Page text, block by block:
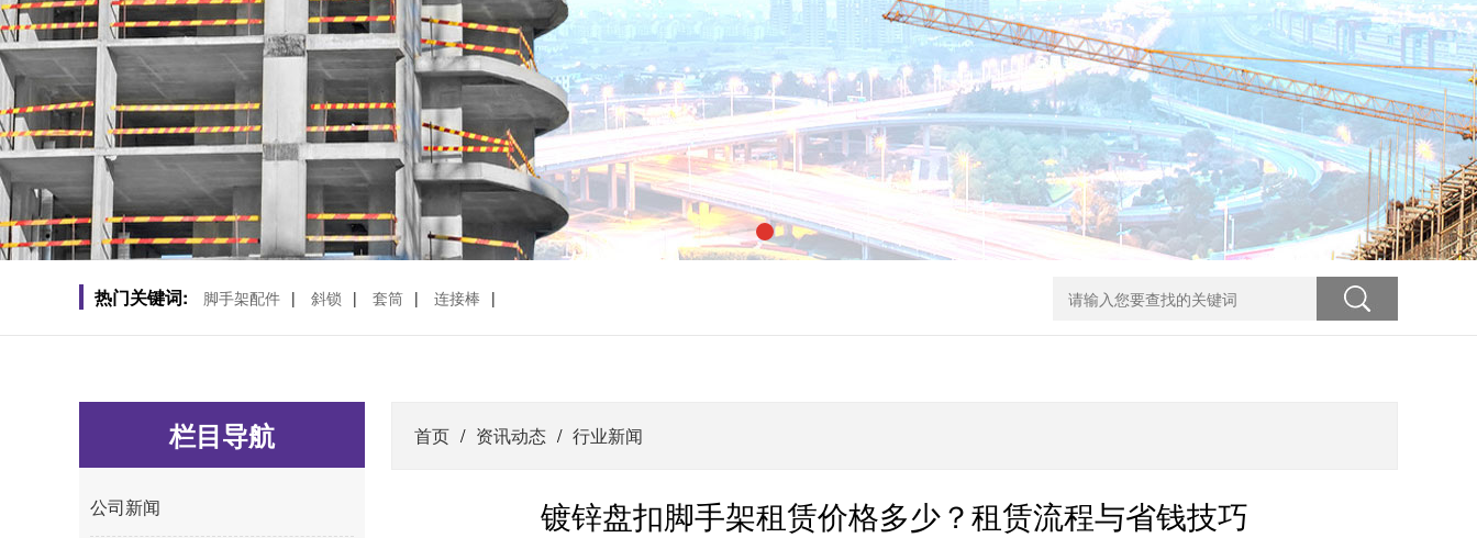
热门关键词: 脚手架配件 | 斜锁 | 套筒 | 连接棒 |
栏目导航
公司新闻
首页 / 资讯动态 / 行业新闻
镀锌盘扣脚手架租赁价格多少？租赁流程与省钱技巧​